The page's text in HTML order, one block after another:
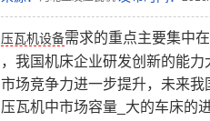
压瓦机设备需求的重点主要集中
，我国机床企业研发创新的能
市场竞争力进一步提升，未来我
压瓦机中市场容量_大的车床的